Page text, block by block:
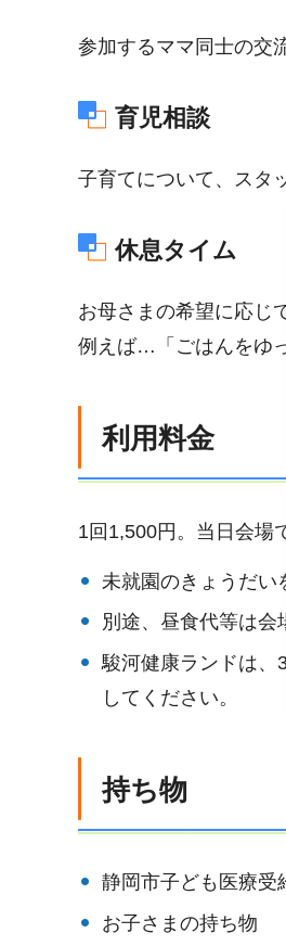
参加するママ同士の交
育児相談
子育てについて、スタ
休息タイム
お母さまの希望に応じ
例えば…「ごはんをゆ
利用料金
1回1,500円。当日会場
未就園のきょうだい
別途、昼食代等は会
駿河健康ランドは、
してください。
持ち物
静岡市子ども医療受
お子さまの持ち物